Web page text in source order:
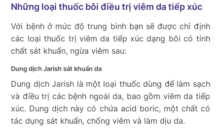
Những loại thuốc bôi điều trị viêm da tiếp xúc
Với bệnh ở mức độ trung bình bạn sẽ được chỉ định
các loại thuốc trị viêm da tiếp xúc dạng bôi có tính
chất sát khuẩn, ngừa viêm sau:
Dung dịch Jarish sát khuẩn da
Dung dịch Jarish là một loại thuốc dùng để làm sạch
và điều trị các bệnh ngoài da, bao gồm viêm da tiếp
xúc. Dung dịch này có chứa acid boric, một chất có
tác dụng sát khuẩn, chống viêm và làm dịu da.